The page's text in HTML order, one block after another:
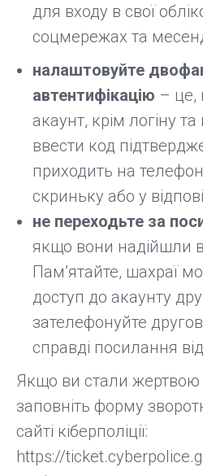
для входу в свої
соцмережах та
налаштовуйте
автентифікацію – це,
акаунт, крім логіну
ввести код
приходить на
скриньку або у
не переходьте за
якщо вони надійшли в
Пам’ятайте, шахраї
доступ до акаунту
зателефонуйте
справді посилання
Якщо ви стали жертвою
заповніть форму
сайті кіберполіції:
https://